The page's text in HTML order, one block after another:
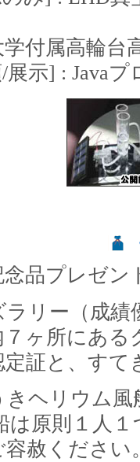
学付属高輪
展示] : Java
念品プレゼン
ラリー（成績
ヶ所にある
定証と、すて
きヘリウム風
は原則１人１
容赦ください